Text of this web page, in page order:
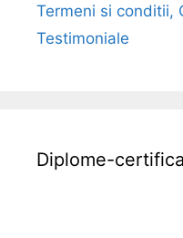
Termeni si conditii,
Testimoniale
Diplome-